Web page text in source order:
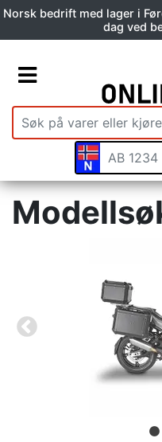
Norsk bedrift med lager i
dag ved